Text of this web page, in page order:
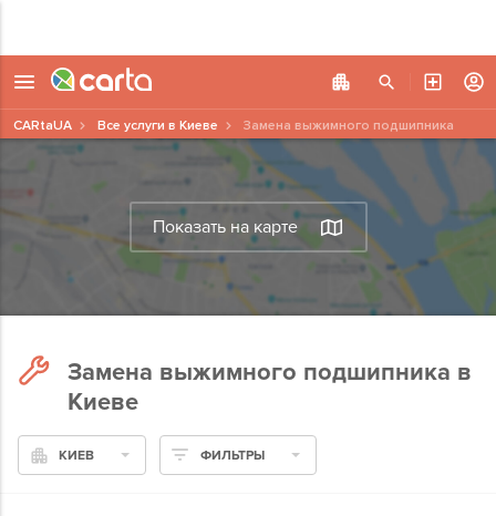
Показать на карте
CARtaUA Все услуги в Киеве Замена выжимного подшипника
Замена выжимного подшипника в
Киеве
КИЕВ ФИЛЬТРЫ